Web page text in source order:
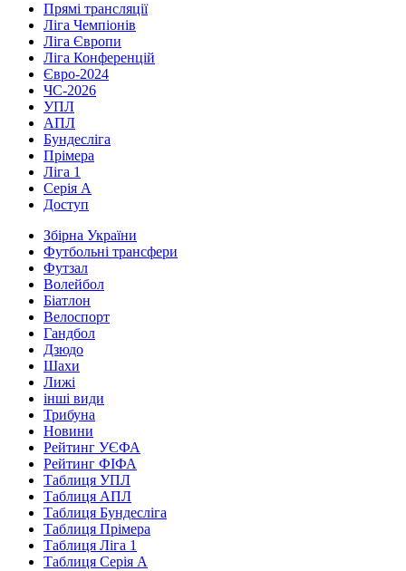
Прямі трансляції
Ліга Чемпіонів
Ліга Європи
Ліга Конференцій
Євро-2024
ЧС-2026
УПЛ
АПЛ
Бундесліга
Прімера
Ліга 1
Серія А
Доступ
Збірна України
Футбольні трансфери
Футзал
Волейбол
Біатлон
Велоспорт
Гандбол
Дзюдо
Шахи
Лижі
інші види
Трибуна
Новини
Рейтинг УЄФА
Рейтинг ФІФА
Таблиця УПЛ
Таблиця АПЛ
Таблиця Бундесліга
Таблиця Прімера
Таблиця Ліга 1
Таблиця Серія А